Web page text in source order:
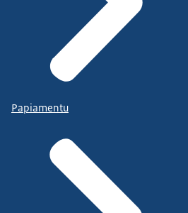
Papiamentu